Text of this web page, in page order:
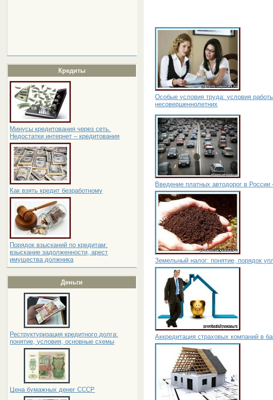
Кредиты
Минусы кредитования через сеть.
Недостатки интернет – кредитования
Как взять кредит безработному
Порядок взысканий по кредитам:
взыскание задолженности, арест
имущества должника
Деньги
Реструктуризация кредитного долга:
понятие, условия, основные схемы
Цена бумажных денег СССР
Особые условия труда: условия
несовершеннолетних
Введение платных автодорог в России
Земельный налог: понятие, порядок
Аккредитация страховых компаний в